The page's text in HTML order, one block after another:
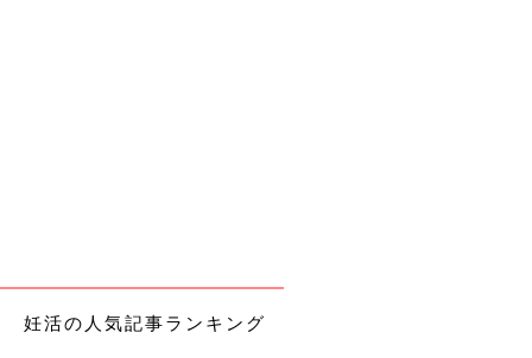
スマートフォンやタブレットなどを用い、医師が診察などを行う
こと。医療の質のさらなる向上、患者がよりよい医療をえられる
妊活の人気記事ランキング